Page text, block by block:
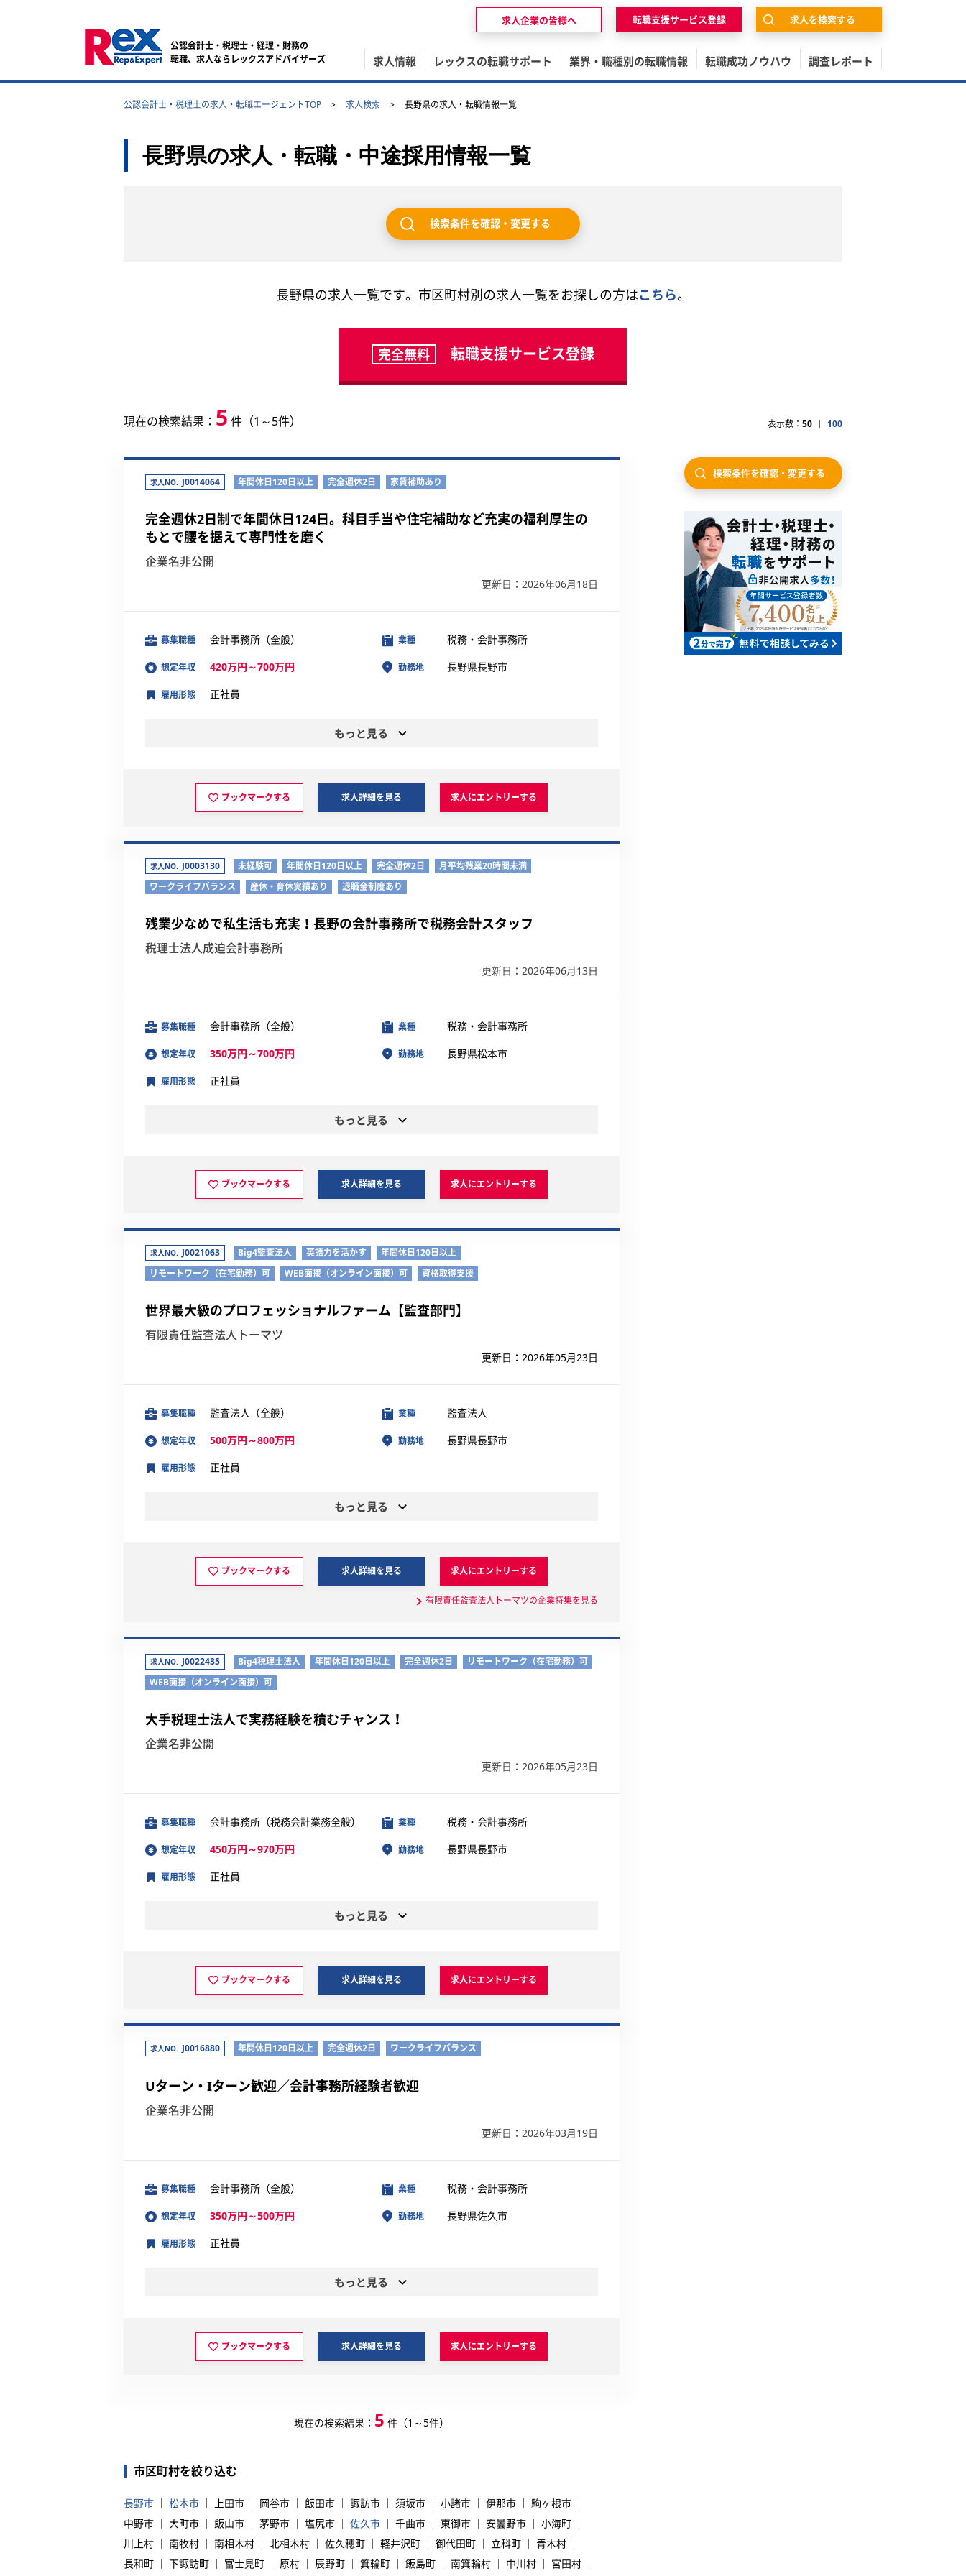
公認会計士・税理士・経理・財務の
転職、求人ならレックスアドバイザーズ
求人情報 レックスの転職サポート 業界・職種別の転職情報 転職成功ノウハウ 調査レポート
求人企業の皆様へ 転職支援サービス登録 求人を検索する
公認会計士・税理士の求人・転職エージェントTOP 求人検索 長野県の求人・転職情報一覧
長野県の求人・転職・中途採用情報一覧
検索条件を確認・変更する
長野県の求人一覧です。市区町村別の求人一覧をお探しの方はこちら。
完全無料 転職支援サービス登録
現在の検索結果： 5 件（1～5件） 表示数： 50 100
求人NO. J0014064 年間休日120日以上 完全週休2日 家賃補助あり
完全週休2日制で年間休日124日。科目手当や住宅補助など充実の福利厚生の
もとで腰を据えて専門性を磨く
企業名非公開
更新日：2026年06月18日
募集職種 会計事務所（全般）
想定年収 420万円～700万円
業種 税務・会計事務所
勤務地 長野県長野市
雇用形態 正社員
もっと見る
ブックマークする 求人詳細を見る 求人にエントリーする
求人NO. J0003130 未経験可 年間休日120日以上 完全週休2日
月平均残業20時間未満
ワークライフバランス
産休・育休実績あり 退職金制度あり
残業少なめで私生活も充実！長野の会計事務所で税務会計スタッフ
税理士法人成迫会計事務所
更新日：2026年06月13日
募集職種 会計事務所（全般）
想定年収 350万円～700万円
業種 税務・会計事務所
勤務地 長野県松本市
雇用形態 正社員
もっと見る
ブックマークする 求人詳細を見る 求人にエントリーする
求人NO. J0021063 Big4監査法人 英語力を活かす
年間休日120日以上
リモートワーク（在宅勤務）可
WEB面接（オンライン面接）可 資格取得支援
世界最大級のプロフェッショナルファーム【監査部門】
有限責任監査法人トーマツ
更新日：2026年05月23日
募集職種 監査法人（全般）
想定年収 500万円～800万円
業種 監査法人
勤務地 長野県長野市
雇用形態 正社員
もっと見る
ブックマークする 求人詳細を見る 求人にエントリーする
有限責任監査法人トーマツの企業特集を見る
求人NO. J0022435 Big4税理士法人 年間休日120日以上 完全週休2日
リモートワーク（在宅勤務）可
WEB面接（オンライン面接）可
大手税理士法人で実務経験を積むチャンス！
企業名非公開
更新日：2026年05月23日
募集職種 会計事務所（税務会計業務全般）
想定年収 450万円～970万円
業種 税務・会計事務所
勤務地 長野県長野市
雇用形態 正社員
もっと見る
ブックマークする 求人詳細を見る 求人にエントリーする
求人NO. J0016880 年間休日120日以上 完全週休2日 ワークライフバランス
Uターン・Iターン歓迎／会計事務所経験者歓迎
企業名非公開
更新日：2026年03月19日
募集職種 会計事務所（全般）
想定年収 350万円～500万円
業種 税務・会計事務所
勤務地 長野県佐久市
雇用形態 正社員
もっと見る
ブックマークする 求人詳細を見る 求人にエントリーする
現在の検索結果： 5 件（1～5件）
市区町村を絞り込む
長野市 松本市 上田市 岡谷市 飯田市 諏訪市 須坂市 小諸市 伊那市
駒ヶ根市
中野市
大町市 飯山市 茅野市 塩尻市 佐久市 千曲市 東御市 安曇野市
小海町
川上村
南牧村 南相木村 北相木村 佐久穂町 軽井沢町 御代田町 立科町
青木村
長和町
下諏訪町 富士見町 原村 辰野町 箕輪町 飯島町 南箕輪村 中川村 宮田村
検索条件を確認・変更する